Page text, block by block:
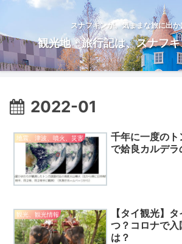
スナフキンが、気ままな旅に出
観光地・旅行記は、スナフ
2022-01
地震、津波、噴火、災害
千年に一度の
で姶良カルデラ
観光、観光情報
【タイ観光】
つ？コロナで
は？